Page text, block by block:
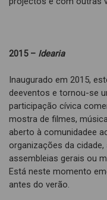
2015 – Idearia
Inaugurado em 2015,
deeventos e tornou-se
participação cívica
mostra de filmes,
aberto à comunidadee
organizações da
assembleias gerais ou
Está neste momento
antes do verão.